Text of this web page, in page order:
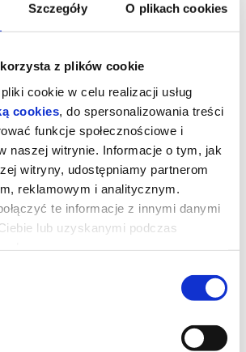
Szczegóły O plikach cookies
z plików cookie
cookie w celu realizacji usług
cookies , do spersonalizowania treści
funkcje społecznościowe i
naszej witrynie. Informacje o tym, jak
witryny, udostępniamy partnerom
reklamowym i analitycznym.
te informacje z innymi danymi
lub uzyskanymi podczas
- 2D NAP
2026, komedia, 100 min
po tym, jak udało im się ujść z życiem przed